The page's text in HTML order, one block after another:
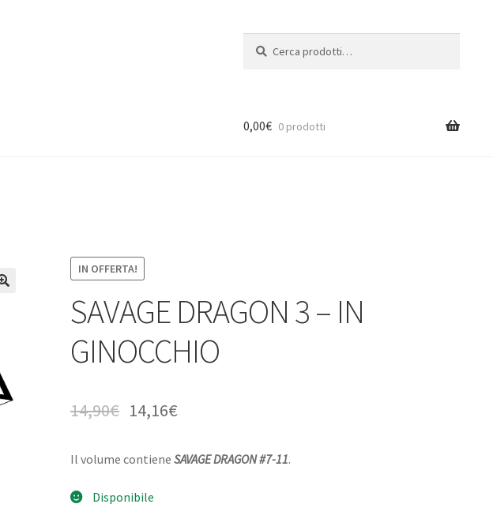
0,00€ 0 prodotti
IN OFFERTA!
SAVAGE DRAGON 3 – IN
GINOCCHIO
14,90€ 14,16€
Il volume contiene SAVAGE DRAGON #7-11.
Disponibile